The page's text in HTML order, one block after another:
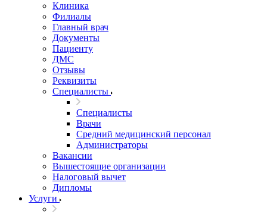
Клиника
Филиалы
Главный врач
Документы
Пациенту
ДМС
Отзывы
Реквизиты
Специалисты
Специалисты
Врачи
Средний медицинский персонал
Администраторы
Вакансии
Вышестоящие организации
Налоговый вычет
Дипломы
Услуги